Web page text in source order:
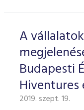
A
Budapesti
2019. szept. 19.